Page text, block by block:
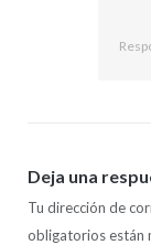
Deja una
Tu dirección de
obligatorios están